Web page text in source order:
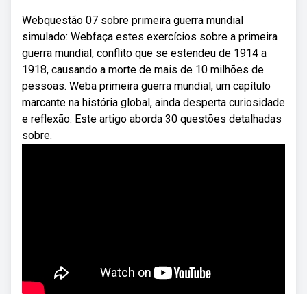
Webquestão 07 sobre primeira guerra mundial
simulado: Webfaça estes exercícios sobre a primeira
guerra mundial, conflito que se estendeu de 1914 a
1918, causando a morte de mais de 10 milhões de
pessoas. Weba primeira guerra mundial, um capítulo
marcante na história global, ainda desperta curiosidade
e reflexão. Este artigo aborda 30 questões detalhadas
sobre.